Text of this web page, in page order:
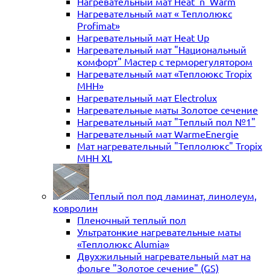
Нагревательный мат « Теплолюкс
Profimat»
Нагревательный мат Heat Up
Нагревательный мат "Национальный
комфорт" Мастер с терморегулятором
Нагревательный мат «Теплоюкс Tropix
MHH»
Нагревательный мат Electrolux
Нагревательные маты Золотое сечение
Нагревательный мат "Теплый пол №1"
Нагревательный мат WarmeEnergie
Мат нагревательный "Теплолюкс" Tropix
МНН XL
Теплый пол под ламинат, линолеум,
ковролин
Пленочный теплый пол
Ультратонкие нагревательные маты
«Теплолюкс Alumia»
Двухжильный нагревательный мат на
фольге "Золотое сечение" (GS)